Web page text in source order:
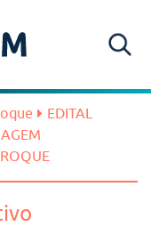
EDITAL